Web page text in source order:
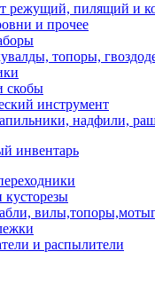
режущий, пилящий и
и прочее
топоры,
скобы
инструмент
надфили,
инвентарь
и распылители